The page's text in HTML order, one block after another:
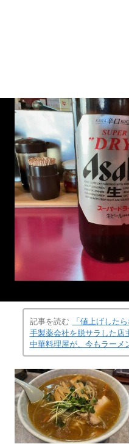
記事を読む
「値上げした
手製薬会社を脱サラした店
中華料理屋が、今もラーメ